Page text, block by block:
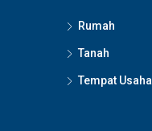
Rumah
Tanah
Tempat Usaha